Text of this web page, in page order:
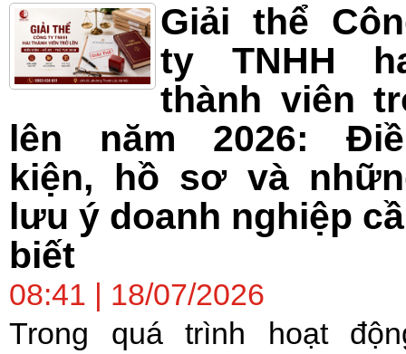
Giải thể
ty TNHH
thành viên
lên năm 2026:
kiện, hồ sơ và
lưu ý doanh nghiệp
biết
08:41 | 18/07/2026
Trong quá trình hoạt